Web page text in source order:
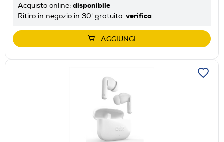
Acquisto online: disponibile
Ritiro in negozio in 30' gratuito: verifica
AGGIUNGI